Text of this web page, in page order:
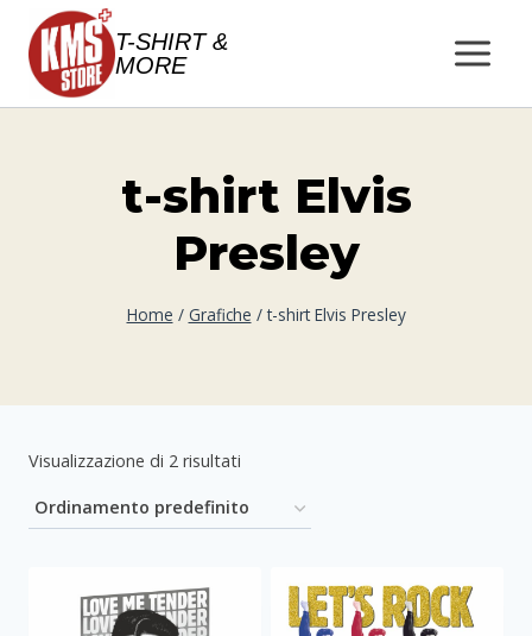
Salta
contenuto
T-SHIRT &
MORE
t-shirt Elvis
Presley
Home / Grafiche / t-shirt Elvis Presley
Visualizzazione di 2 risultati